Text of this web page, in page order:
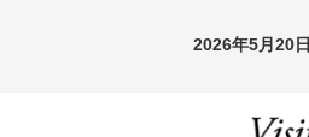
2026年5月20日